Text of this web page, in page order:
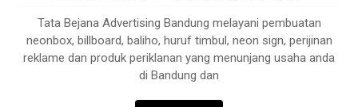
Tata Bejana Advertising Bandung melayani pembuatan
neonbox, billboard, baliho, huruf timbul, neon sign, perijinan
reklame dan produk periklanan yang menunjang usaha anda
di Bandung dan